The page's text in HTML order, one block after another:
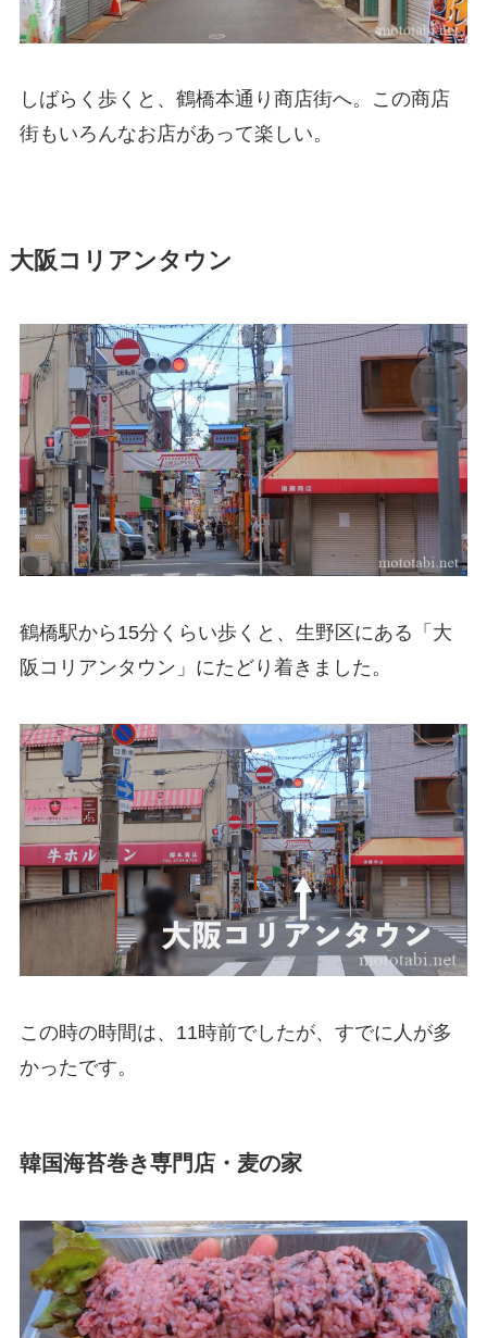
しばらく歩くと、鶴橋本通り商店街へ。この商店
街もいろんなお店があって楽しい。
大阪コリアンタウン
鶴橋駅から15分くらい歩くと、生野区にある「大
阪コリアンタウン」にたどり着きました。
この時の時間は、11時前でしたが、すでに人が多
かったです。
韓国海苔巻き専門店・麦の家